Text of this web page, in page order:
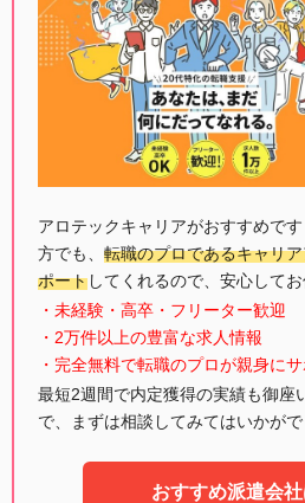
アロテックキャリアがおすすめで
方でも、 転職のプロであるキャリ
ポートしてくれるので、安心して
・未経験・高卒・フリーター歓迎
・2万件以上の豊富な求人情報
・完全無料で転職のプロが親身にサ
最短2週間で内定獲得の実績も御座
で、まずは相談してみてはいかがで
おすすめ派遣会